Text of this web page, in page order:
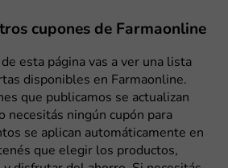
cupones de Farmaonline
esta página vas a ver una lista
disponibles en Farmaonline.
que publicamos se actualizan
necesitás ningún cupón para
se aplican automáticamente en
que elegir los productos,